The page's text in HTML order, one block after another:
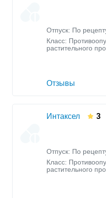
Отпуск: По
Класс:
растительного
Отзывы
Интаксел 3
Отпуск: По
Класс:
растительного